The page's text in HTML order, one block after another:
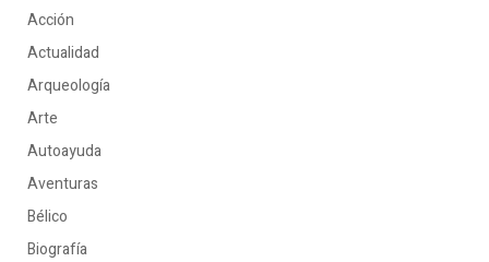
Acción
Actualidad
Arqueología
Arte
Autoayuda
Aventuras
Bélico
Biografía